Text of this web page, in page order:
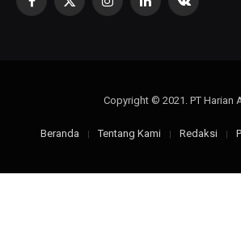
Facebook
X
InstagramLinkedInVKontakte
Copyright © 2021. PT Harian
Beranda Tentang Kami Redaksi